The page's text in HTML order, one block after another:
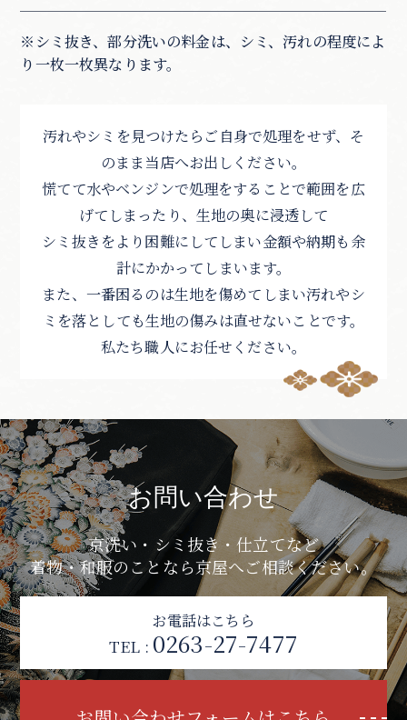
※シミ抜き、部分洗いの料金は、シミ、汚れの程度によ
り一枚一枚異なります。
汚れやシミを見つけたらご自身で処理をせず、そ
のまま当店へお出しください。
慌てて水やベンジンで処理をすることで範囲を広
げてしまったり、生地の奥に浸透して
シミ抜きをより困難にしてしまい金額や納期も余
計にかかってしまいます。
また、一番困るのは生地を傷めてしまい汚れやシ
ミを落としても生地の傷みは直せないことです。
私たち職人にお任せください。
お問い合わせ
京洗い・シミ抜き・仕立てなど
着物・和服のことなら京屋へご相談ください。
お電話はこちら
TEL : 0263-27-7477